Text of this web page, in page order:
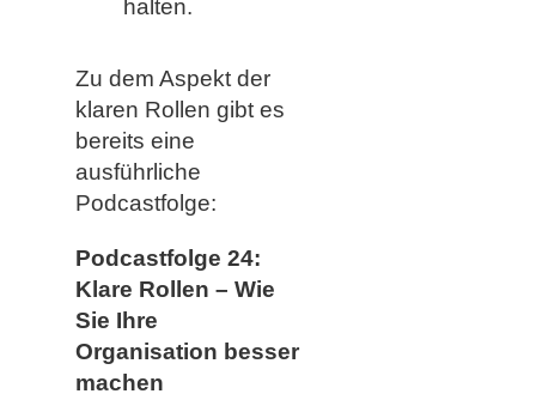
halten.
Zu dem Aspekt der
klaren Rollen gibt es
bereits eine
ausführliche
Podcastfolge:
Podcastfolge 24:
Klare Rollen – Wie
Sie Ihre
Organisation besser
machen